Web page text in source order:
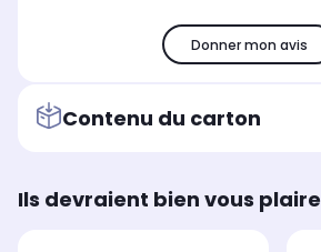
Donner mon avis
Contenu du carton
Ils devraient bien vous plaire